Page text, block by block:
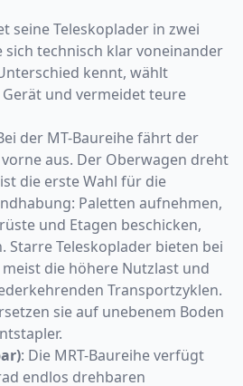
seine Teleskoplader in zwei
technisch klar voneinander
kennt, wählt
und vermeidet teure
der MT-Baureihe fährt der
aus. Der Oberwagen dreht
die erste Wahl für die
Paletten aufnehmen,
und Etagen beschicken,
Starre Teleskoplader bieten bei
die höhere Nutzlast und
Transportzyklen.
sie auf unebenem Boden
: Die MRT-Baureihe verfügt
endlos drehbaren